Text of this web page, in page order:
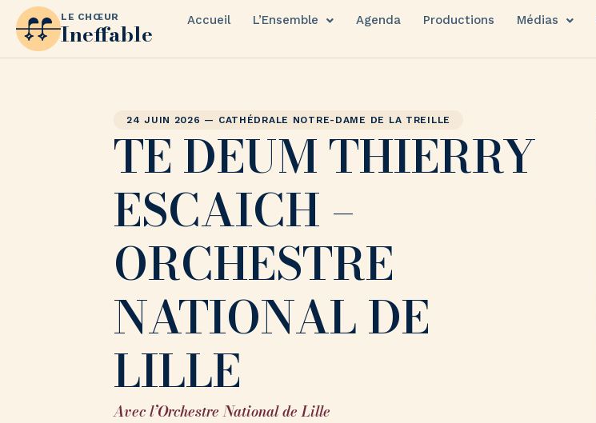
LE CHŒUR
Ineffable Accueil L’Ensemble Agenda Productions Médias
24 JUIN 2026 — CATHÉDRALE NOTRE-DAME DE LA TREILLE
TE DEUM THIERRY
ESCAICH –
ORCHESTRE
NATIONAL DE
LILLE
Avec l’Orchestre National de Lille